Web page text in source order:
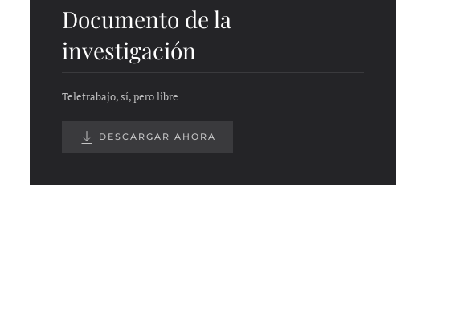
Documento de la
investigación
Teletrabajo, sí, pero libre
DESCARGAR AHORA